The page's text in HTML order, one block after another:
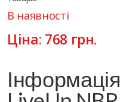
В наявності
Ціна: 768 грн.